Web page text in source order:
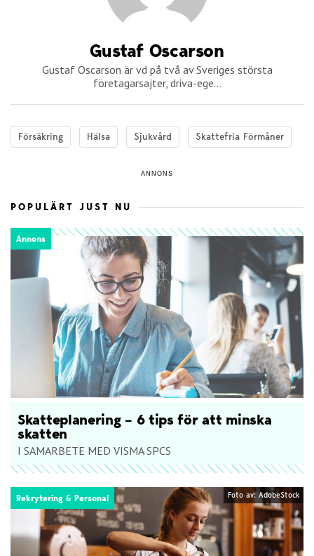
Gustaf Oscarson
Gustaf Oscarson är vd på två av Sveriges största
företagarsajter, driva-ege...
Försäkring Hälsa Sjukvård Skattefria Förmåner
ANNONS
POPULÄRT JUST NU
Annons
Skatteplanering – 6 tips för att minska
skatten
I SAMARBETE MED VISMA SPCS
Rekrytering & Personal Foto av: AdobeStock